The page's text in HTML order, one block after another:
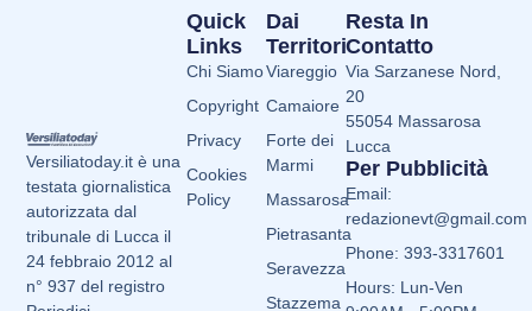
Versiliatoday.it è una
testata giornalistica
autorizzata dal
tribunale di Lucca il
24 febbraio 2012 al
n° 937 del registro
Dai
Territori
Viareggio
Camaiore
Forte dei
Marmi
Massarosa
Pietrasanta
Seravezza
Stazzema
Quick
Links
Chi Siamo
Copyright
Privacy
Cookies
Policy
Resta In
Contatto
Via Sarzanese Nord,
20
55054 Massarosa
Lucca
Per Pubblicità
Email:
redazionevt@gmail.com
Phone: 393-3317601
Hours: Lun-Ven